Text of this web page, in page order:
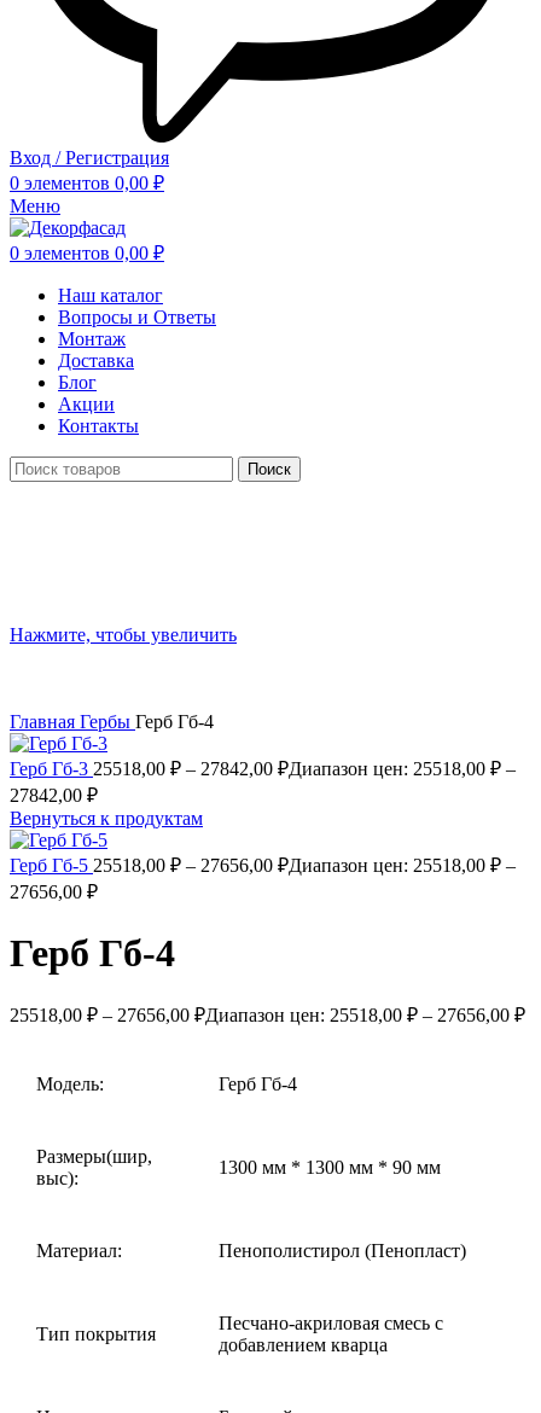
Вход / Регистрация
0 элементов 0,00 ₽
Меню
0 элементов 0,00 ₽
Наш каталог
Вопросы и Ответы
Монтаж
Доставка
Блог
Акции
Контакты
Поиск
Нажмите, чтобы увеличить
Главная Гербы Герб Гб-4
Герб Гб-3 25518,00 ₽ – 27842,00 ₽Диапазон цен: 25518,00 ₽ –
27842,00 ₽
Вернуться к продуктам
Герб Гб-5 25518,00 ₽ – 27656,00 ₽Диапазон цен: 25518,00 ₽ –
27656,00 ₽
Герб Гб-4
25518,00 ₽ – 27656,00 ₽Диапазон цен: 25518,00 ₽ – 27656,00 ₽
Модель: Герб Гб-4
Размеры(шир,
выс):
1300 мм * 1300 мм * 90 мм
Материал: Пенополистирол (Пенопласт)
Тип покрытия
Песчано-акриловая смесь с
добавлением кварца